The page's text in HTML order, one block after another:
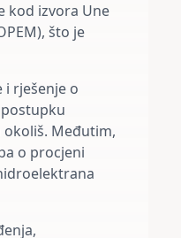
kod izvora Une
što je
i rješenje o
okoliš. Međutim,
o procjeni